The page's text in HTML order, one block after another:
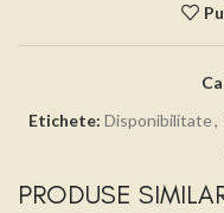
Etichete: Disponibilitate,
PRODUSE